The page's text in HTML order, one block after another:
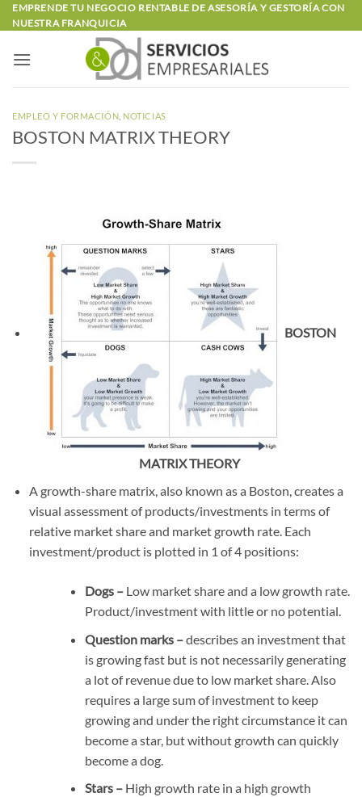
Saltar
al
EMPRENDE TU NEGOCIO RENTABLE DE ASESORÍA Y GESTORÍA CON
NUESTRA FRANQUICIA
EMPLEO Y FORMACIÓN NOTICIAS
BOSTON MATRIX THEORY
BOSTON
MATRIX THEORY
A growth-share matrix, also known as a Boston, creates a
visual assessment of products/investments in terms of
relative market share and market growth rate. Each
investment/product is plotted in 1 of 4 positions:
Dogs –Low market share and a low growth rate.
Product/investment with little or no potential.
Question marks –describes an investment that
is growing fast but is not necessarily generating
a lot of revenue due to low market share. Also
requires a large sum of investment to keep
growing and under the right circumstance it can
become a star, but without growth can quickly
become a dog.
Stars –High growth rate in a high growth